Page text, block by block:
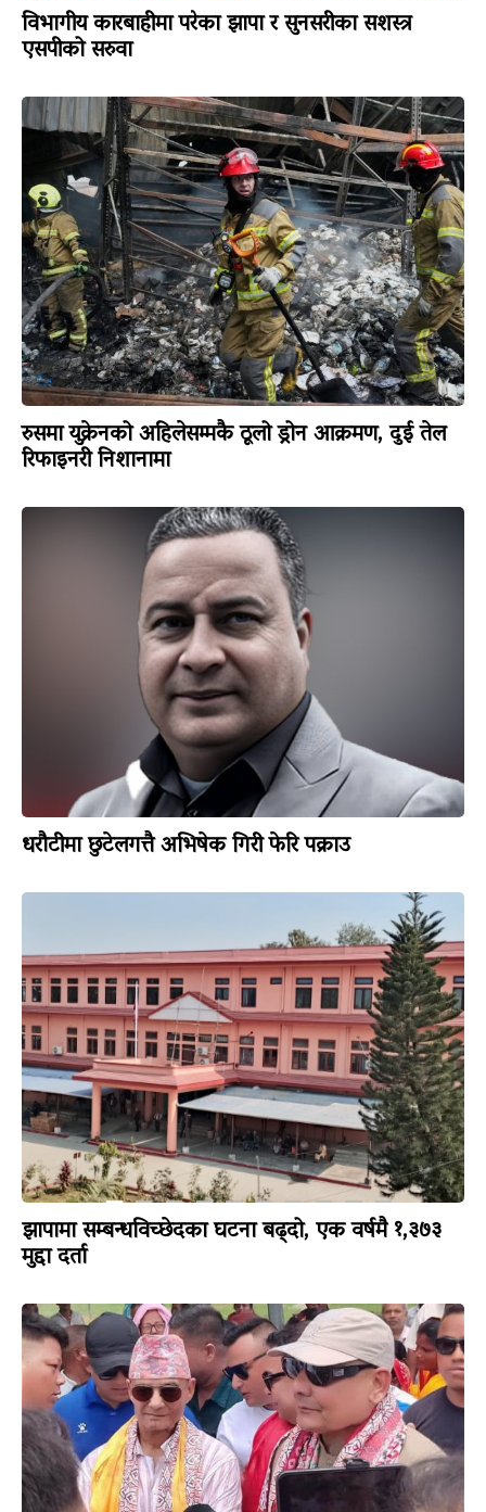
विभागीय कारबाहीमा परेका झापा र सुनसरीका सशस्त्र
एसपीको सरुवा
रुसमा युक्रेनको अहिलेसम्मकै ठूलो ड्रोन आक्रमण, दुई तेल
रिफाइनरी निशानामा
धरौटीमा छुटेलगत्तै अभिषेक गिरी फेरि पक्राउ
झापामा सम्बन्धविच्छेदका घटना बढ्दो, एक वर्षमै १,३७३
मुद्दा दर्ता